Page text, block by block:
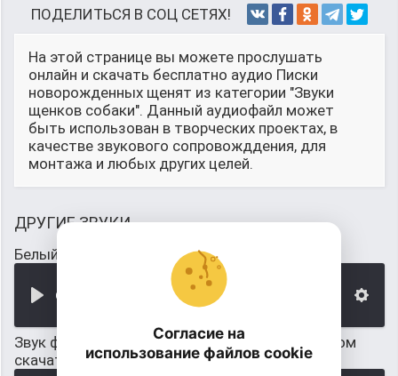
ПОДЕЛИТЬСЯ В СОЦ СЕТЯХ!
На этой странице вы можете прослушать
онлайн и скачать бесплатно аудио Писки
новорожденных щенят из категории "Звуки
щенков собаки". Данный аудиофайл может
быть использован в творческих проектах, в
качестве звукового сопровожддения, для
монтажа и любых других целей.
ДРУГИЕ ЗВУКИ
Белый шум для новорожденных 10 часов
Звук фена для новорожденных слушать и потом
скачать
Согласие на
использование файлов cookie